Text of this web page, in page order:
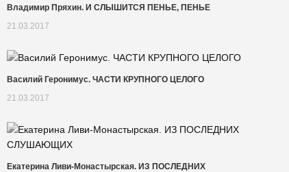
Владимир Пряхин. И СЛЫШИТСЯ ПЕНЬЕ, ПЕНЬЕ
21.03.2017
Василий Геронимус. ЧАСТИ КРУПНОГО ЦЕЛОГО
21.03.2017
Екатерина Ливи-Монастырская. ИЗ ПОСЛЕДНИХ